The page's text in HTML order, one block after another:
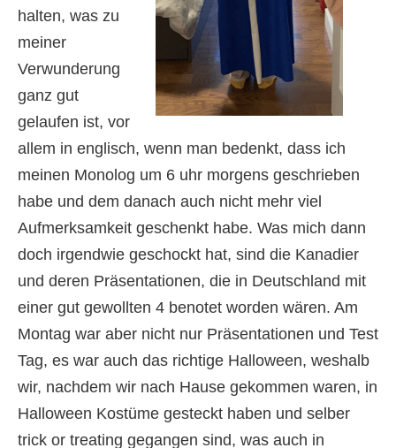
halten, was zu
meiner
Verwunderung
ganz gut
gelaufen ist, vor
allem in englisch, wenn man bedenkt, dass ich
meinen Monolog um 6 uhr morgens geschrieben
habe und dem danach auch nicht mehr viel
Aufmerksamkeit geschenkt habe. Was mich dann
doch irgendwie geschockt hat, sind die Kanadier
und deren Präsentationen, die in Deutschland mit
einer gut gewollten 4 benotet worden wären. Am
Montag war aber nicht nur Präsentationen und Test
Tag, es war auch das richtige Halloween, weshalb
wir, nachdem wir nach Hause gekommen waren, in
Halloween Kostüme gesteckt haben und selber
trick or treating gegangen sind, was auch in